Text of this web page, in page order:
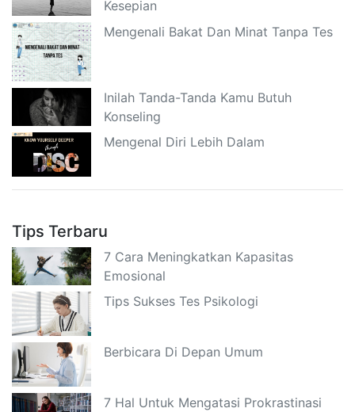
Kesepian
Mengenali Bakat Dan Minat Tanpa Tes
Inilah Tanda-Tanda Kamu Butuh
Konseling
Mengenal Diri Lebih Dalam
Tips Terbaru
7 Cara Meningkatkan Kapasitas
Emosional
Tips Sukses Tes Psikologi
Berbicara Di Depan Umum
7 Hal Untuk Mengatasi Prokrastinasi